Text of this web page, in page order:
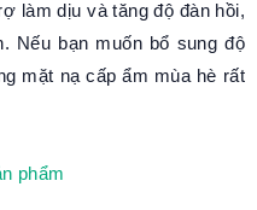
làm dịu và tăng độ đàn hồi,
Nếu bạn muốn bổ sung độ
mặt nạ cấp ẩm mùa hè rất
phẩm